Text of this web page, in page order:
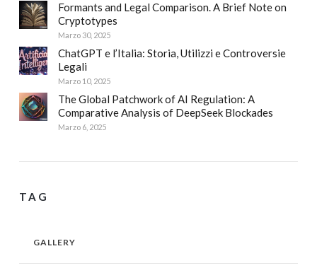
Formants and Legal Comparison. A Brief Note on
Cryptotypes
Marzo 30, 2025
ChatGPT e l’Italia: Storia, Utilizzi e Controversie
Legali
Marzo 10, 2025
The Global Patchwork of AI Regulation: A
Comparative Analysis of DeepSeek Blockades
Marzo 6, 2025
TAG
GALLERY